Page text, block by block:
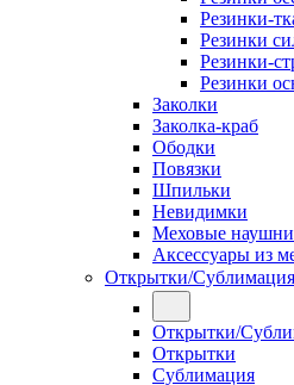
Резинки-
Резинки
Резинки-
Резинки
Заколки
Заколка-краб
Ободки
Повязки
Шпильки
Невидимки
Меховые
Аксессуары из
Открытки/Сублимация
Открытки/
Открытки
Сублимация